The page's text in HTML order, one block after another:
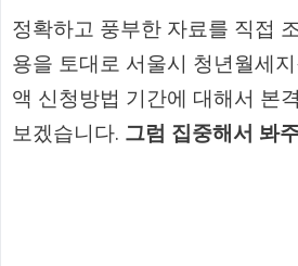
정확하고 풍부한 자료를 직접
용을 토대로 서울시 청년월세
액 신청방법 기간에 대해서 본
보겠습니다. 그럼 집중해서 봐